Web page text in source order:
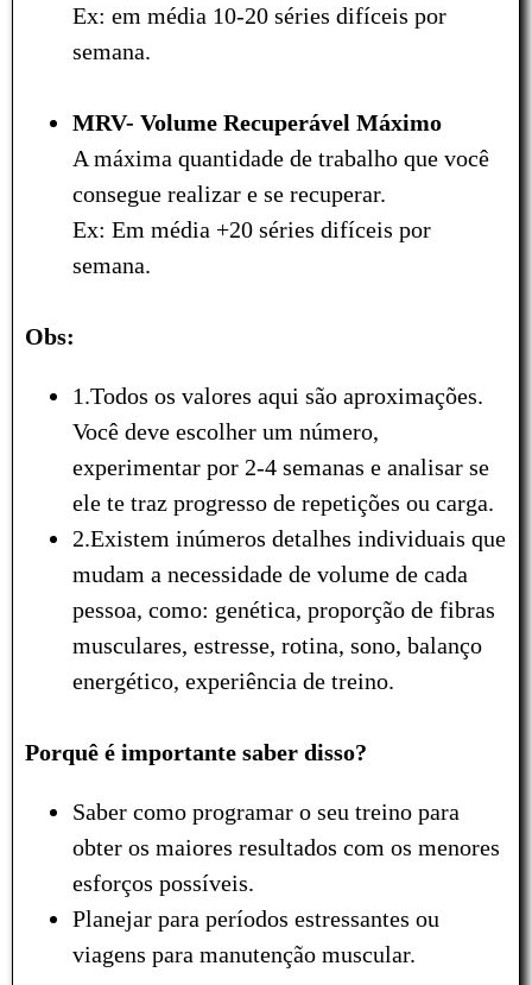
Ex: em média 10-20 séries difíceis por
semana.
MRV- Volume Recuperável Máximo
A máxima quantidade de trabalho que você
consegue realizar e se recuperar.
Ex: Em média +20 séries difíceis por
semana.
Obs:
1.Todos os valores aqui são aproximações.
Você deve escolher um número,
experimentar por 2-4 semanas e analisar se
ele te traz progresso de repetições ou carga.
2.Existem inúmeros detalhes individuais que
mudam a necessidade de volume de cada
pessoa, como: genética, proporção de fibras
musculares, estresse, rotina, sono, balanço
energético, experiência de treino.
Porquê é importante saber disso?
Saber como programar o seu treino para
obter os maiores resultados com os menores
esforços possíveis.
Planejar para períodos estressantes ou
viagens para manutenção muscular.